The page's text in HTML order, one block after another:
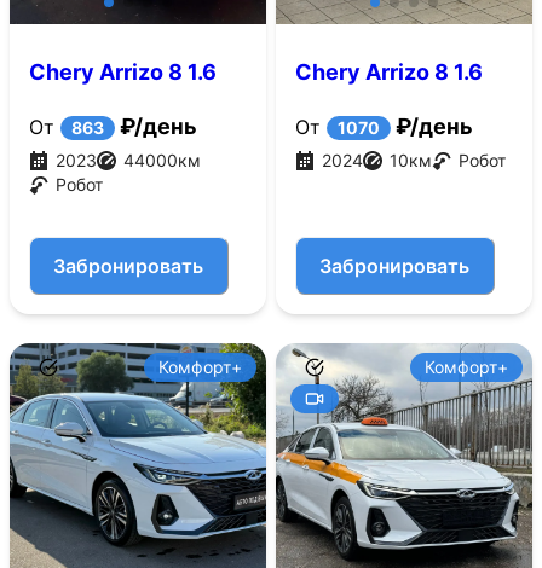
Chery Arrizo 8 1.6
От 863 ₽/день
2023 44000км
Робот
Забронировать
Chery Arrizo 8 1.6
От 1070 ₽/день
2024 10км Робот
Забронировать
Комфорт+ Комфорт+